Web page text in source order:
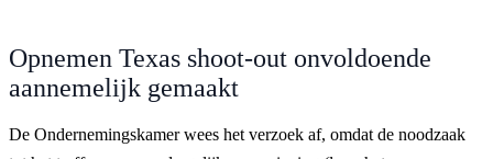
Opnemen Texas shoot-out onvoldoende
aannemelijk gemaakt
De Ondernemingskamer wees het verzoek af, omdat de noodzaak